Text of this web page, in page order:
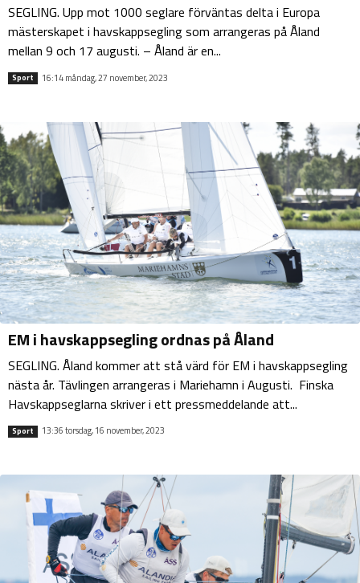
SEGLING. Upp mot 1000 seglare förväntas delta i Europa
mästerskapet i havskappsegling som arrangeras på Åland
mellan 9 och 17 augusti. – Åland är en...
Sport 16:14 måndag, 27 november, 2023
EM i havskappsegling ordnas på Åland
SEGLING. Åland kommer att stå värd för EM i havskappsegling
nästa år. Tävlingen arrangeras i Mariehamn i Augusti. Finska
Havskappseglarna skriver i ett pressmeddelande att...
Sport 13:36 torsdag, 16 november, 2023